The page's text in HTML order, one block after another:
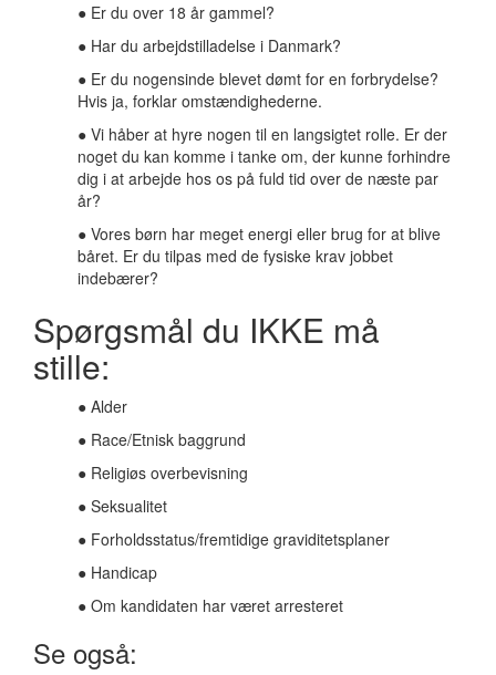
● Er du over 18 år gammel?
● Har du arbejdstilladelse i Danmark?
● Er du nogensinde blevet dømt for en forbrydelse?
Hvis ja, forklar omstændighederne.
● Vi håber at hyre nogen til en langsigtet rolle. Er der
noget du kan komme i tanke om, der kunne forhindre
dig i at arbejde hos os på fuld tid over de næste par
år?
● Vores børn har meget energi eller brug for at blive
båret. Er du tilpas med de fysiske krav jobbet
indebærer?
Spørgsmål du IKKE må
stille:
● Alder
● Race/Etnisk baggrund
● Religiøs overbevisning
● Seksualitet
● Forholdsstatus/fremtidige graviditetsplaner
● Handicap
● Om kandidaten har været arresteret
Se også: